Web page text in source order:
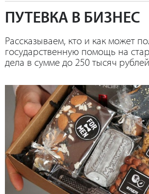
ПУТЕВКА В БИЗНЕС
Рассказываем, кто и как может
государственную помощь на
дела в сумме до 250 тысяч